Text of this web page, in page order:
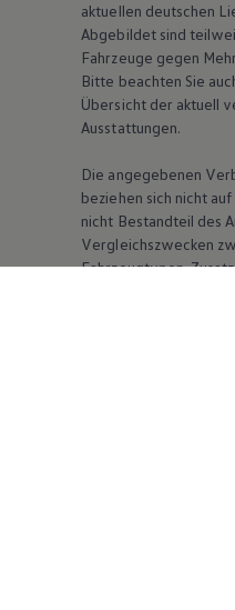
aktuellen deutschen
Abgebildet sind
Fahrzeuge gegen
Bitte beachten Sie
Übersicht der aktuell
Ausstattungen.
Die angegebenen
beziehen sich nicht
nicht Bestandteil des
Vergleichszwecken
Fahrzeugtypen.